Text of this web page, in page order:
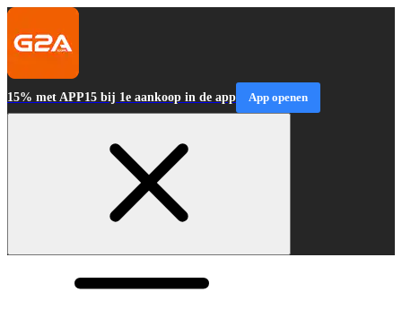
15% met APP15 bij 1e aankoop in de app App openen